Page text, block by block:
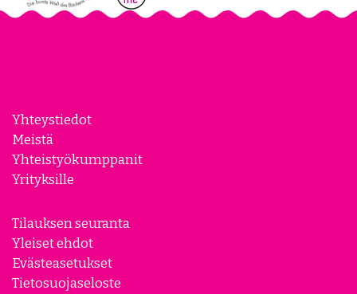
Yhteystiedot
Meistä
Yhteistyökumppanit
Yrityksille
Tilauksen seuranta
Yleiset ehdot
Evästeasetukset
Tietosuojaseloste